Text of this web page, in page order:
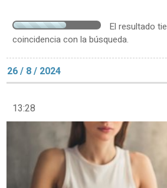
El resultado
coincidencia con la búsqueda.
26 / 8 / 2024
13:28